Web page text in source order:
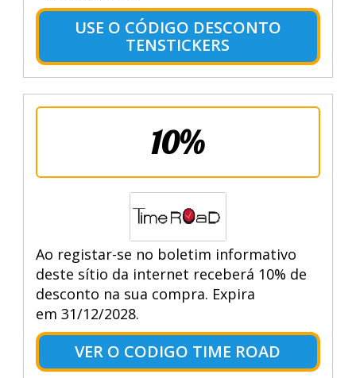
USE O CÓDIGO DESCONTO
TENSTICKERS
10%
Ao registar-se no boletim informativo
deste sítio da internet receberá 10% de
desconto na sua compra. Expira
em 31/12/2028.
VER O CODIGO TIME ROAD